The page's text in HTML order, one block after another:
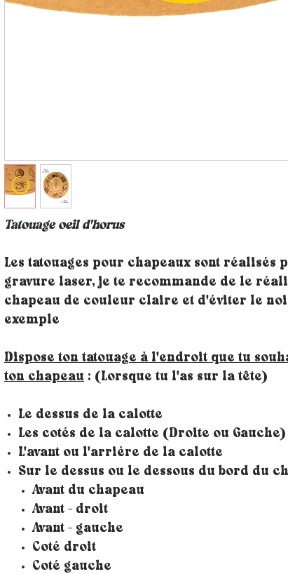
Tatouage oeil d'horus
Les tatouages pour chapeaux sont réalisés
gravure laser, je te recommande de le
chapeau de couleur claire et d'éviter le
exemple
Dispose ton tatouage à l'endroit que tu
ton chapeau : (Lorsque tu l'as sur la tête)
Le dessus de la calotte
Les cotés de la calotte (Droite ou Gauche)
L'avant ou l'arrière de la calotte
Sur le dessus ou le dessous du bord du
Avant du chapeau
Avant - droit
Avant - gauche
Coté droit
Coté gauche